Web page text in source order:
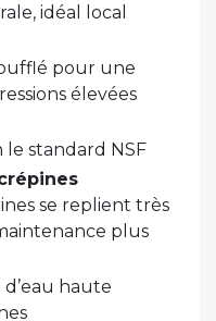
idéal local
pour une
élevées
standard NSF
se replient très
plus
haute